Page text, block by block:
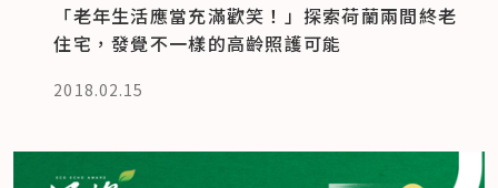
「老年生活應當充滿歡笑！」探索荷蘭兩間終老
住宅，發覺不一樣的高齡照護可能
2018.02.15